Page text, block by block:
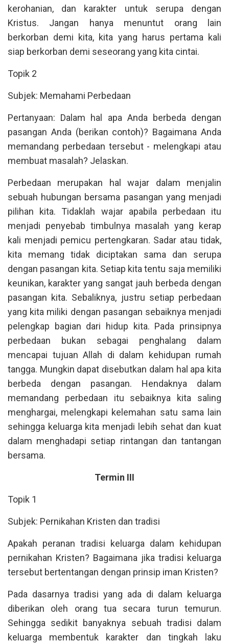
kerohanian, dan karakter untuk serupa dengan
Kristus. Jangan hanya menuntut orang lain
berkorban demi kita, kita yang harus pertama kali
siap berkorban demi seseorang yang kita cintai.
Topik 2
Subjek: Memahami Perbedaan
Pertanyaan: Dalam hal apa Anda berbeda dengan
pasangan Anda (berikan contoh)? Bagaimana Anda
memandang perbedaan tersebut - melengkapi atau
membuat masalah? Jelaskan.
Perbedaan merupakan hal wajar dalam menjalin
sebuah hubungan bersama pasangan yang menjadi
pilihan kita. Tidaklah wajar apabila perbedaan itu
menjadi penyebab timbulnya masalah yang kerap
kali menjadi pemicu pertengkaran. Sadar atau tidak,
kita memang tidak diciptakan sama dan serupa
dengan pasangan kita. Setiap kita tentu saja memiliki
keunikan, karakter yang sangat jauh berbeda dengan
pasangan kita. Sebaliknya, justru setiap perbedaan
yang kita miliki dengan pasangan sebaiknya menjadi
pelengkap bagian dari hidup kita. Pada prinsipnya
perbedaan bukan sebagai penghalang dalam
mencapai tujuan Allah di dalam kehidupan rumah
tangga. Mungkin dapat disebutkan dalam hal apa kita
berbeda dengan pasangan. Hendaknya dalam
memandang perbedaan itu sebaiknya kita saling
menghargai, melengkapi kelemahan satu sama lain
sehingga keluarga kita menjadi lebih sehat dan kuat
dalam menghadapi setiap rintangan dan tantangan
bersama.
Termin III
Topik 1
Subjek: Pernikahan Kristen dan tradisi
Apakah peranan tradisi keluarga dalam kehidupan
pernikahan Kristen? Bagaimana jika tradisi keluarga
tersebut bertentangan dengan prinsip iman Kristen?
Pada dasarnya tradisi yang ada di dalam keluarga
diberikan oleh orang tua secara turun temurun.
Sehingga sedikit banyaknya sebuah tradisi dalam
keluarga membentuk karakter dan tingkah laku